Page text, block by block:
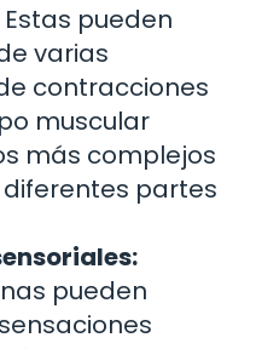
Estas pueden
varias
contracciones
muscular
más complejos
partes
pueden